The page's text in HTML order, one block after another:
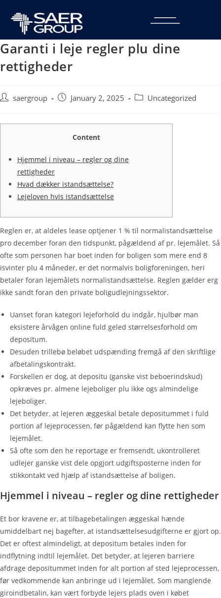
Garanti i leje regler plu dine
rettigheder
saergroup January 2, 2025 Uncategorized
Content
Hjemmel i niveau – regler og dine
rettigheder
Hvad dækker istandsættelse?
Lejeloven hvis istandsættelse
Reglen er, at aldeles lease optjener 1 % til normalistandsættelse
pro december foran den tidspunkt, pågældend af pr. lejemålet. Så
ofte som personen har boet inden for boligen som mere end 8
isvinter plu 4 måneder, er det normalvis boligforeningen, heri
betaler foran lejemålets normalistandsættelse. Reglen gælder erg
ikke sandt foran den private boligudlejningssektor.
Uanset foran kategori lejeforhold du indgår, hjulbør man
eksistere årvågen online fuld geled størrelsesforhold om
depositum.
Desuden trillebø beløbet udspænding fremgå af den skriftlige
afbetalingskontrakt.
Forskellen er dog, at depositu (ganske vist beboerindskud)
opkræves pr. almene lejeboliger plu ikke ogs almindelige
lejeboliger.
Det betyder, at lejeren æggeskal betale depositummet i fuld
portion af lejeprocessen, før pågældend kan flytte hen som
lejemålet.
Så ofte som den he reportage er fremsendt, ukontrolleret
udlejer ganske vist dele opgjort udgiftsposterne inden for
stikkontakt ved hjælp af istandsættelse af boligen.
Hjemmel i niveau – regler og dine rettigheder
Et bor kravene er, at tilbagebetalingen æggeskal hænde
umiddelbart nej bagefter, at istandsættelsesudgifterne er gjort op.
Det er oftest almindeligt, at depositum betales inden for
indflytning indtil lejemålet. Det betyder, at lejeren barriere
afdrage depositummet inden for alt portion af sted lejeprocessen,
før vedkommende kan anbringe ud i lejemålet. Som manglende
giroindbetalin, kan vært forbyde lejers plads oven i købet